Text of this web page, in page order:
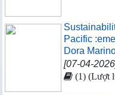
Pacific
Dora
[07-04-
(1) (Lượt